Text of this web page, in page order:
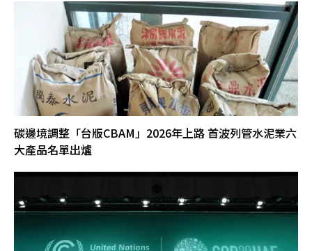
碳邊境調整「台版CBAM」2026年上路 首波列管水泥業六
大產品名單出爐